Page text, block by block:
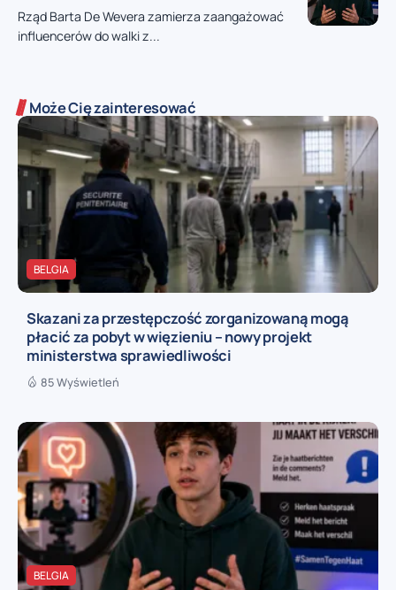
Rząd Barta De Wevera zamierza zaangażować
influencerów do walki z...
Może Cię zainteresować
BELGIA
Skazani za przestępczość zorganizowaną mogą
płacić za pobyt w więzieniu – nowy projekt
ministerstwa sprawiedliwości
85 Wyświetleń
BELGIA